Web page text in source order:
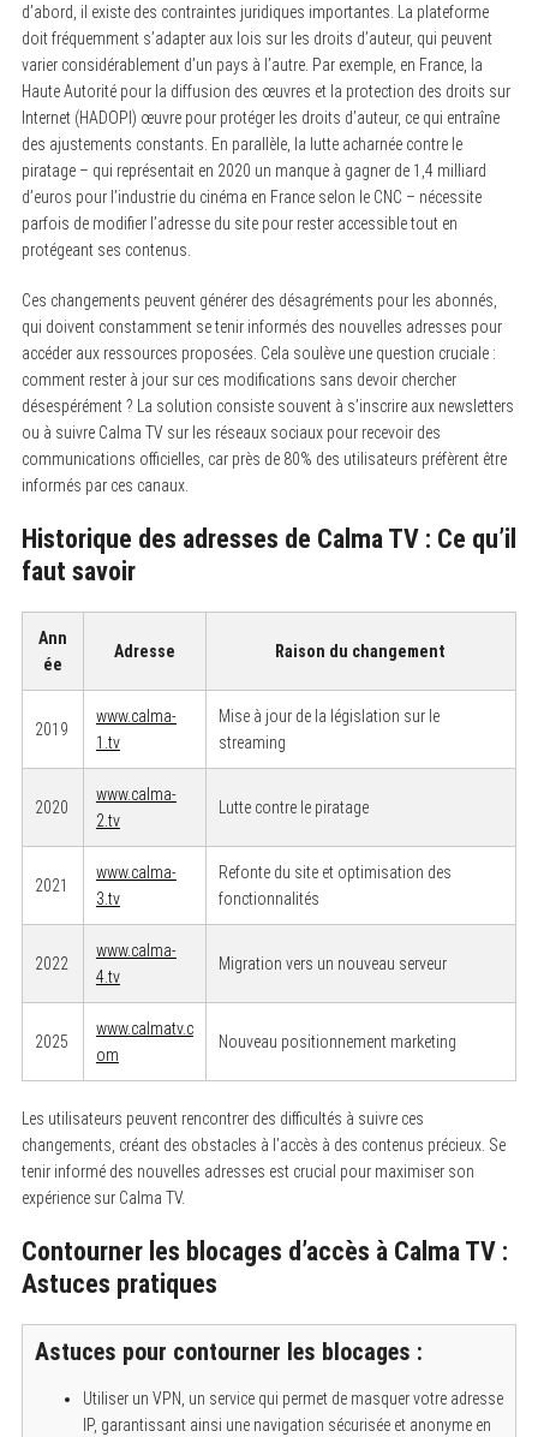
d’abord, il existe des contraintes juridiques importantes. La plateforme
doit fréquemment s’adapter aux lois sur les droits d’auteur, qui peuvent
varier considérablement d’un pays à l’autre. Par exemple, en France, la
Haute Autorité pour la diffusion des œuvres et la protection des droits sur
Internet (HADOPI) œuvre pour protéger les droits d’auteur, ce qui entraîne
des ajustements constants. En parallèle, la lutte acharnée contre le
piratage – qui représentait en 2020 un manque à gagner de 1,4 milliard
d’euros pour l’industrie du cinéma en France selon le CNC – nécessite
parfois de modifier l’adresse du site pour rester accessible tout en
protégeant ses contenus.
Ces changements peuvent générer des désagréments pour les abonnés,
qui doivent constamment se tenir informés des nouvelles adresses pour
accéder aux ressources proposées. Cela soulève une question cruciale :
comment rester à jour sur ces modifications sans devoir chercher
désespérément ? La solution consiste souvent à s’inscrire aux newsletters
ou à suivre Calma TV sur les réseaux sociaux pour recevoir des
communications officielles, car près de 80% des utilisateurs préfèrent être
informés par ces canaux.
Historique des adresses de Calma TV : Ce qu’il
faut savoir
Ann
ée
Adresse Raison du changement
2019
www.calma-
1.tv
Mise à jour de la législation sur le
streaming
2020
www.calma-
2.tv
Lutte contre le piratage
2021
www.calma-
3.tv
Refonte du site et optimisation des
fonctionnalités
2022
www.calma-
4.tv
Migration vers un nouveau serveur
2025
www.calmatv.c
om
Nouveau positionnement marketing
Les utilisateurs peuvent rencontrer des difficultés à suivre ces
changements, créant des obstacles à l’accès à des contenus précieux. Se
tenir informé des nouvelles adresses est crucial pour maximiser son
expérience sur Calma TV.
Contourner les blocages d’accès à Calma TV :
Astuces pratiques
Astuces pour contourner les blocages :
Utiliser un VPN, un service qui permet de masquer votre adresse
IP, garantissant ainsi une navigation sécurisée et anonyme en